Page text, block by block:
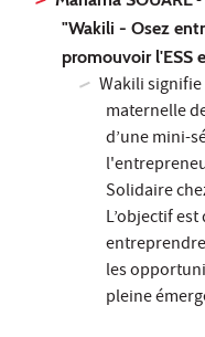
"Wakili - Osez
promouvoir l'ESS
Wakili signifie
maternelle
d’une mini-
Solidaire
L’objectif
les
pleine